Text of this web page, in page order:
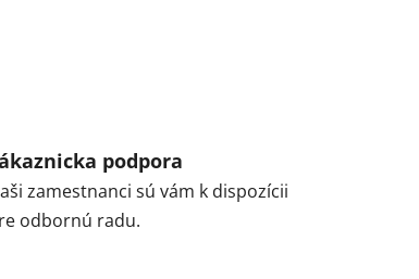
podpora
zamestnanci sú vám k dispozícii
odbornú radu.